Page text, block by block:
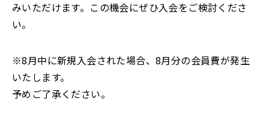
みいただけます。この機会にぜひ入会をご検討くださ
い。
※8月中に新規入会された場合、8月分の会員費が発生
いたします。
予めご了承ください。